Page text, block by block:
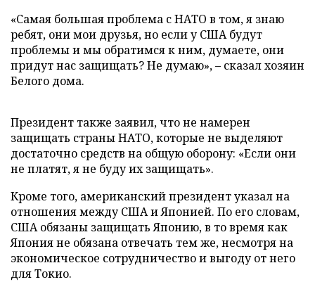
«Самая большая проблема с НАТО в том, я знаю
ребят, они мои друзья, но если у США будут
проблемы и мы обратимся к ним, думаете, они
придут нас защищать? Не думаю», – сказал хозяин
Белого дома.
Президент также заявил, что не намерен
защищать страны НАТО, которые не выделяют
достаточно средств на общую оборону: «Если они
не платят, я не буду их защищать».
Кроме того, американский президент указал на
отношения между США и Японией. По его словам,
США обязаны защищать Японию, в то время как
Япония не обязана отвечать тем же, несмотря на
экономическое сотрудничество и выгоду от него
для Токио.